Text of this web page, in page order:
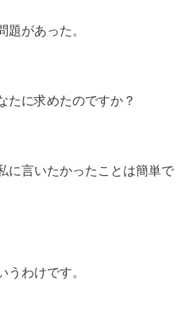
題があった。
たに求めたのですか？
に言いたかったことは簡単で
うわけです。